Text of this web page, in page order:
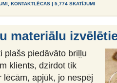
KONTAKTLĒCAS | 5,774 SKATĪJUMI
materiālu
plašs piedāvāto briļļu
klients, dzirdot tik
apjūk, jo nespēj